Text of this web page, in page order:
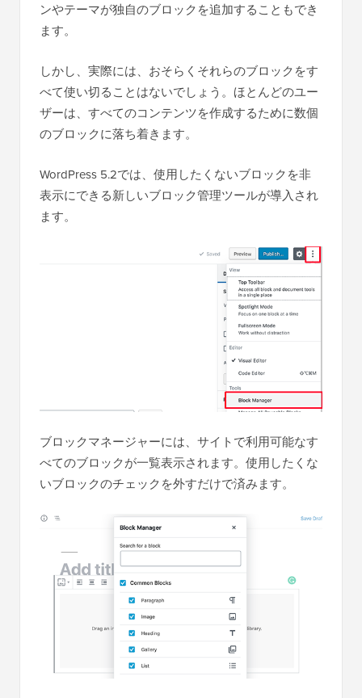
ンやテーマが独自のブロックを追加することもでき
ます。
しかし、実際には、おそらくそれらのブロックをす
べて使い切ることはないでしょう。ほとんどのユー
ザーは、すべてのコンテンツを作成するために数個
のブロックに落ち着きます。
WordPress 5.2では、使用したくないブロックを非
表示にできる新しいブロック管理ツールが導入され
ます。
ブロックマネージャーには、サイトで利用可能なす
べてのブロックが一覧表示されます。使用したくな
いブロックのチェックを外すだけで済みます。